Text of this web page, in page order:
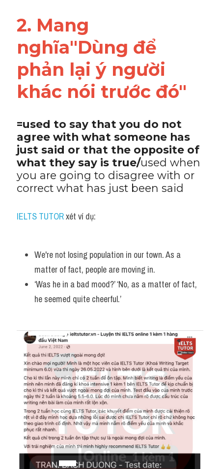
2. Mang
nghĩa"Dùng để
phản lại ý người
khác nói trước đó"
=used to say that you do not
agree with what someone has
just said or that the opposite of
what they say is true/used when
you are going to disagree with or
correct what has just been said
IELTS TUTOR xét ví dụ:
We're not losing population in our town. As a
matter of fact, people are moving in.
‘Was he in a bad mood?’ ‘No, as a matter of fact,
he seemed quite cheerful.’